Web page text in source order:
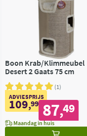
Boon Krab/Klimmeubel
Desert 2 Gaats 75 cm
1
ADVIESPRIJS
109,99 87,49
Maandag in huis